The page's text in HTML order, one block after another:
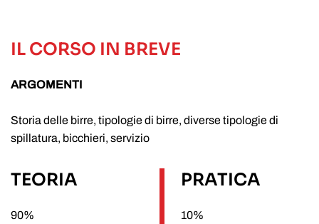
IL CORSO IN BREVE
ARGOMENTI
Storia delle birre, tipologie di birre, diverse tipologie di
spillatura, bicchieri, servizio
TEORIA
90%
PRATICA
10%